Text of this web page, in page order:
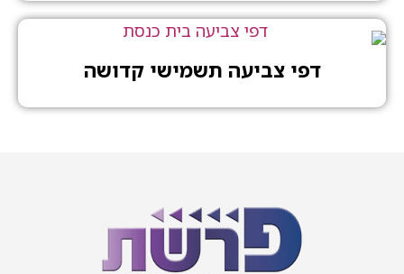
דפי צביעה תשמישי קדושה